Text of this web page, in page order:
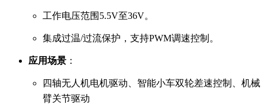
工作电压范围5.5V至36V。
集成过温/过流保护，支持PWM调速控制。
应用场景 ：
四轴无人机电机驱动、智能小车双轮差速控制、机械
臂关节驱动